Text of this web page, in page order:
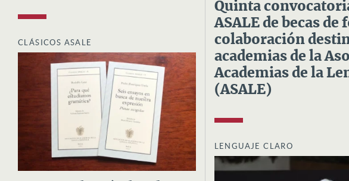
CLÁSICOS ASALE
Quinta
ASALE de becas
colaboración
academias de la
Academias de la
(ASALE)
LENGUAJE CLARO